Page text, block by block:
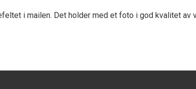
i mailen. Det holder med et foto i god kvalitet av